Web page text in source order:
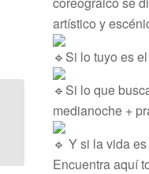
artístico y
Si lo tuyo es
Si lo que
medianoche +
Y si la vida
Encuentra aquí
TALLER INTENSIVO
DE INICIACIÓN AL
TANGO ARGENTINO
desde cero – BASE
TÉCNICA...